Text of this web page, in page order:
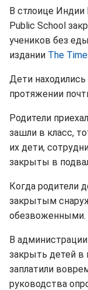
В стлоице
Public School
учеников без
издании The
Дети
протяжении
Родители
зашли в класс,
их дети,
закрыты в
Когда родители
закрытым
обезвоженными.
В
закрыть детей в
заплатили
руководства